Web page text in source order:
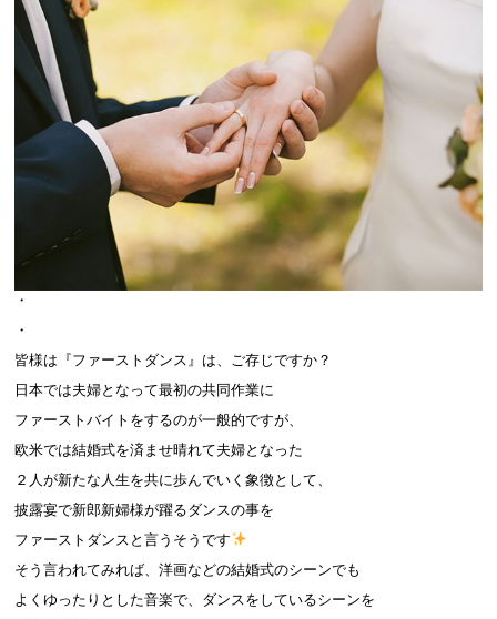
・
・
皆様は『ファーストダンス』は、ご存じですか？
日本では夫婦となって最初の共同作業に
ファーストバイトをするのが一般的ですが、
欧米では結婚式を済ませ晴れて夫婦となった
２人が新たな人生を共に歩んでいく象徴として、
披露宴で新郎新婦様が躍るダンスの事を
ファーストダンスと言うそうです
そう言われてみれば、洋画などの結婚式のシーンでも
よくゆったりとした音楽で、ダンスをしているシーンを